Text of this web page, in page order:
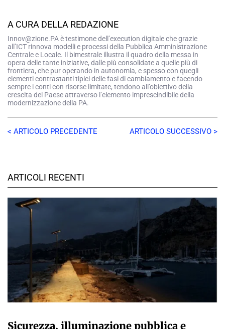
A CURA DELLA REDAZIONE
Innov@zione.PA è testimone dell’execution digitale che grazie
all’ICT rinnova modelli e processi della Pubblica Amministrazione
Centrale e Locale. Il bimestrale illustra il quadro della messa in
opera delle tante iniziative, dalle più consolidate a quelle più di
frontiera, che pur operando in autonomia, e spesso con quegli
elementi contrastanti tipici delle fasi di cambiamento e facendo
sempre i conti con risorse limitate, tendono all’obiettivo della
crescita del Paese attraverso l’elemento imprescindibile della
modernizzazione della PA.
< ARTICOLO PRECEDENTE ARTICOLO SUCCESSIVO >
ARTICOLI RECENTI
Sicurezza, illuminazione pubblica e